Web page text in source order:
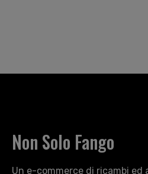
Non Solo Fango
Un e-commerce di ricambi ed